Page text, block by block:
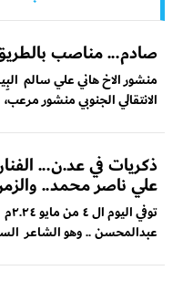
صادم... مناصب
منشور الاخ هاني علي سالم
الانتقالي الجنوبي منشور
ذكريات في عد.ن...
علي ناصر محمد..
عبدالمحسن .. وهو الشاعر